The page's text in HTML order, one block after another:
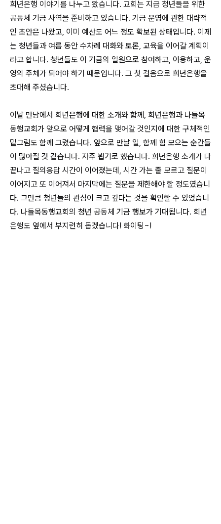
희년은행 이야기를 나누고 왔습니다. 교회는 지금 청년들을 위한
공동체 기금 사역을 준비하고 있습니다. 기금 운영에 관한 대략적
인 초안은 나왔고, 이미 예산도 어느 정도 확보된 상태입니다. 이제
는 청년들과 여름 동안 수차례 대화와 토론, 교육을 이어갈 계획이
라고 합니다. 청년들도 이 기금의 일원으로 참여하고, 이용하고, 운
영의 주체가 되어야 하기 때문입니다. 그 첫 걸음으로 희년은행을
초대해 주셨습니다.
이날 만남에서 희년은행에 대한 소개와 함께, 희년은행과 나들목
동행교회가 앞으로 어떻게 협력을 맺어갈 것인지에 대한 구체적인
밑그림도 함께 그렸습니다. 앞으로 만날 일, 함께 힘 모으는 순간들
이 많아질 것 같습니다. 자주 뵙기로 했습니다. 희년은행 소개가 다
끝나고 질의응답 시간이 이어졌는데, 시간 가는 줄 모르고 질문이
이어지고 또 이어져서 마지막에는 질문을 제한해야 할 정도였습니
다. 그만큼 청년들의 관심이 크고 깊다는 것을 확인할 수 있었습니
다. 나들목동행교회의 청년 공동체 기금 행보가 기대됩니다. 희년
은행도 옆에서 부지런히 돕겠습니다! 화이팅~!